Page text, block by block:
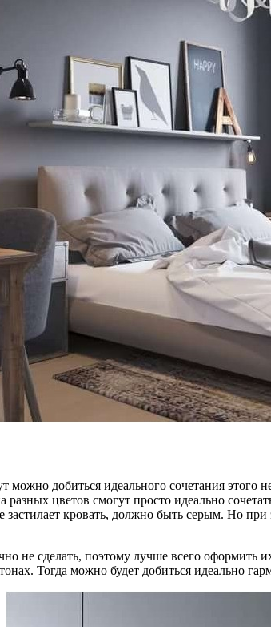
можно добиться идеального сочетания
цветов смогут просто идеально
застилает кровать, должно быть серым. Но
не сделать, поэтому лучше всего
Тогда можно будет добиться идеально